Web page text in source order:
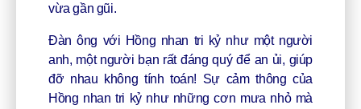
vừa gần gũi.
Đàn ông với Hồng nhan tri kỷ như một người
anh, một người bạn rất đáng quý để an ủi, giúp
đỡ nhau không tính toán! Sự cảm thông của
Hồng nhan tri kỷ như những cơn mưa nhỏ mà